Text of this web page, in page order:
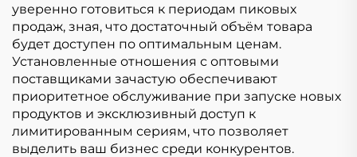
уверенно готовиться к периодам пиковых
продаж, зная, что достаточный объём товара
будет доступен по оптимальным ценам.
Установленные отношения с оптовыми
поставщиками зачастую обеспечивают
приоритетное обслуживание при запуске новых
продуктов и эксклюзивный доступ к
лимитированным сериям, что позволяет
выделить ваш бизнес среди конкурентов.